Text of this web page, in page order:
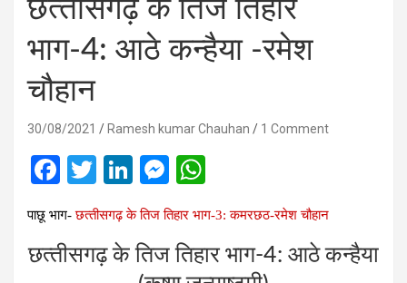
छत्‍तीसगढ़ के तिज तिहार
भाग-4: आठे कन्‍हैया -रमेश
चौहान
30/08/2021 Ramesh kumar Chauhan 1 Comment
F
ce
b
T
wi
tt
er
Li
n
ke
dI
M
es
se
n
at
s
पाछू भाग-छत्‍तीसगढ़ के तिज तिहार भाग-3: कमरछठ-रमेश चौहान
छत्‍तीसगढ़ के तिज तिहार भाग-4: आठे कन्‍हैया